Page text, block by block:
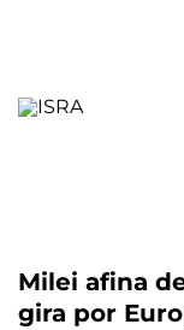
Milei afina
gira por